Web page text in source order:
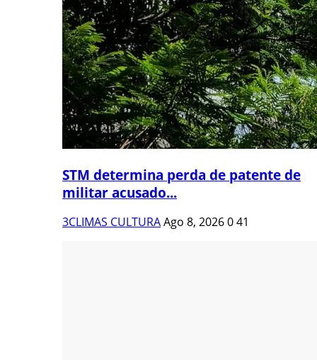
STM determina perda de patente de
militar acusado...
3CLIMAS CULTURAAgo 8, 2026041